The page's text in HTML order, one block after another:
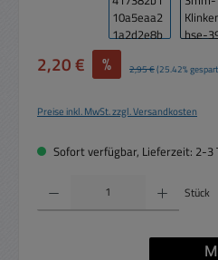
Verkaufspreis:
2,20 € % Regulärer Preis:
2,95 €(25.42%
Preise inkl. MwSt. zzgl. Versandkosten
Sofort verfügbar, Lieferzeit: 2-3
Produkt Anzahl: Gib den gewünschten
Stück